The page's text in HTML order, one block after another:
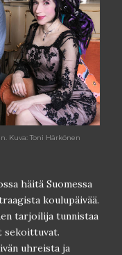
Kuva: Toni Härkönen
häitä Suomessa
koulupäivää.
tarjoilija tunnistaa
sekoittuvat.
uhreista ja